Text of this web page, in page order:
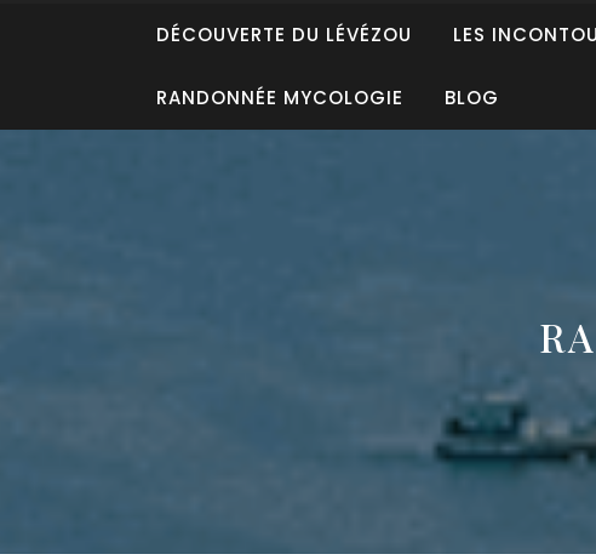
DÉCOUVERTE DU LÉVÉZOU LES
RANDONNÉE MYCOLOGIE BLOG